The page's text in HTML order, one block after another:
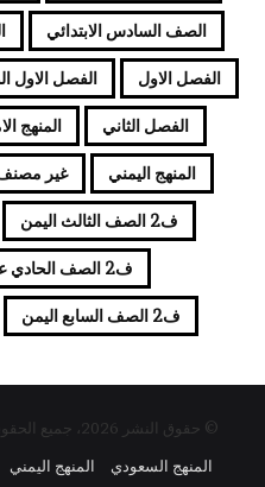
الصف السادس الابتدائي
الفصل الاول الفصل الاول
الفصل الثاني المنهج
المنهج اليمني غير
ف2 الصف الثالث اليمن
ف2 الصف الحادي عشر اول ثانوي اليمن
ف2 الصف السابع اليمن
© حقوق النشر 2026، جميع الحقوق محفوظة |
المنهج السعودي
المنهج اليمني